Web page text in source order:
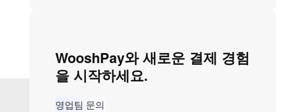
WooshPay와 새로운 결제 경험
을 시작하세요.
영업팀 문의